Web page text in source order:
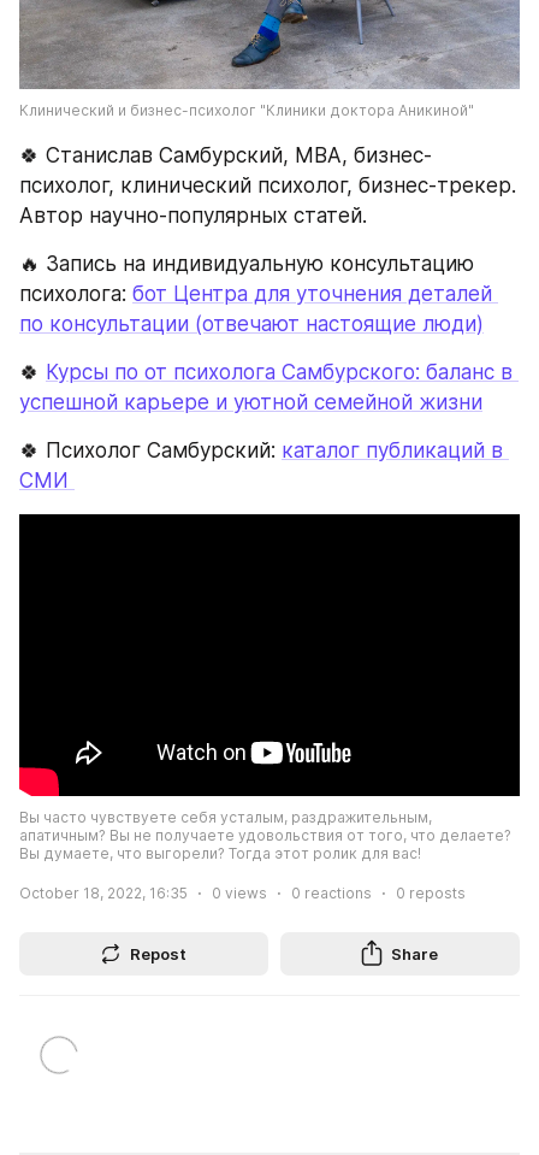
Клинический и бизнес-психолог "Клиники доктора Аникиной"
🍀 Станислав Самбурский, МВА, бизнес-
психолог, клинический психолог, бизнес-трекер.
Автор научно-популярных статей.
🔥 Запись на индивидуальную консультацию
психолога: бот Центра для уточнения деталей
по консультации (отвечают настоящие люди)
🍀 Курсы по от психолога Самбурского: баланс в
успешной карьере и уютной семейной жизни
🍀 Психолог Самбурский: каталог публикаций в
СМИ
Вы часто чувствуете себя усталым, раздражительным,
апатичным? Вы не получаете удовольствия от того, что делаете?
Вы думаете, что выгорели? Тогда этот ролик для вас!
October 18, 2022, 16:35 0 views 0 reactions 0 reposts
Repost Share